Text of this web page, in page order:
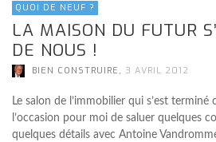
QUOI DE NEUF ?
LA MAISON DU FUTUR
DE NOUS !
BIEN CONSTRUIRE , 3 AVRIL 2012
Le salon de l’immobilier qui s’est terminé
l’occasion pour moi de saluer quelques
quelques détails avec Antoine